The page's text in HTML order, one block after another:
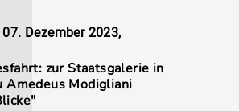
Dezember 2023,
zur Staatsgalerie in
Amedeus Modigliani